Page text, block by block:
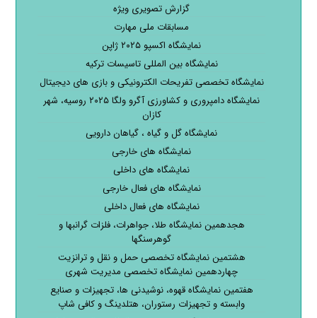
گزارش تصویری ویژه
مسابقات ملی مهارت
نمایشگاه اکسپو ۲۰۲۵ ژاپن
نمایشگاه بین المللی تاسیسات ترکیه
نمایشگاه تخصصی تفریحات الکترونیکی و بازی های دیجیتال
نمایشگاه دامپروری و کشاورزی آگرو ولگا ۲۰۲۵ روسیه، شهر
کازان
نمایشگاه گل و گیاه ، گیاهان دارویی
نمایشگاه های خارجی
نمایشگاه های داخلی
نمایشگاه های فعال خارجی
نمایشگاه های فعال داخلی
هجدهمین نمایشگاه طلا، جواهرات، فلزات گرانبها و
گوهرسنگها
هشتمین نمایشگاه تخصصی حمل و نقل و ترانزیت
چهاردهمین نمایشگاه تخصصی مدیریت شهری
هفتمین نمایشگاه قهوه، نوشیدنی ها، تجهیزات و صنایع
وابسته و تجهیزات رستوران، هتلدینگ و کافی شاپ